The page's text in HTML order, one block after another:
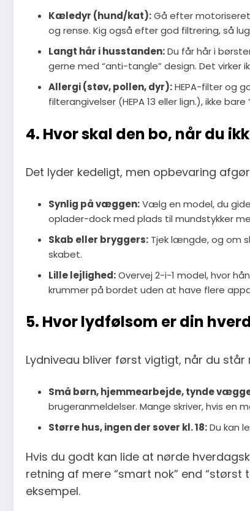
Kæledyr (hund/kat):Gå efter motoriseret
og rense. Kig også efter god filtrering, så
Langt hår i husstanden:Du får hår i
gerne med “anti-tangle” design. Det virker
Allergi (støv, pollen, dyr):HEPA-filter og
filterangivelser (HEPA 13 eller lign.), ikke
4. Hvor skal den bo, når du
Det lyder kedeligt, men opbevaring
Synlig på væggen:Vælg en model, du
oplader-dock med plads til mundstykker
Skab eller bryggers:Tjek længde, og om
skabet.
Lille lejlighed:Overvej 2-i-1 model, hvor
krummer på bordet uden at have flere
5. Hvor lydfølsom er din
Lydniveau bliver først vigtigt, når du
Små børn, hjemmearbejde, tynde
brugeranmeldelser. Mange skriver, hvis en
Større hus, ingen der sover kl. 18:Du kan
Hvis du godt kan lide at nørde
retning af mere “smart nok” end
eksempel.